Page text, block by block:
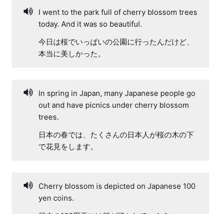
I went to the park full of cherry blossom trees
today. And it was so beautiful.
今日は桜でいっぱいの公園に行ったんだけど、
本当に美しかった。
In spring in Japan, many Japanese people go
out and have picnics under cherry blossom
trees.
日本の春では、たくさんの日本人が桜の木の下
で花見をします。
Cherry blossom is depicted on Japanese 100
yen coins.